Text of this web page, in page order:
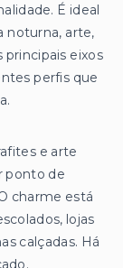
É ideal
noturna, arte,
principais eixos
perfis que
e arte
ponto de
charme está
lojas
calçadas. Há